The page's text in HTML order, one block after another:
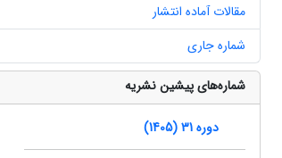
مقالات آماده انتشار
شماره جاری
شماره‌های پیشین نشریه
دوره 31 (1405)